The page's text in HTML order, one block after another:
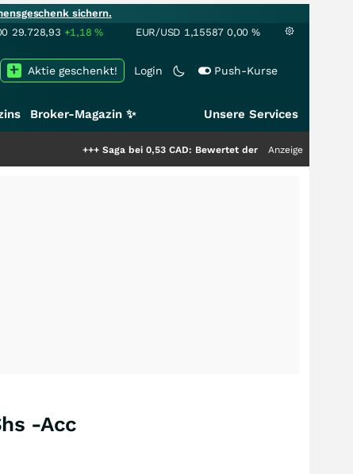
sichern.
29.728,93 +1,18% EUR/USD 1,15587 0,00 %
Login Push-Kurse
Aktie geschenkt!
Broker-Magazin ✨ Unsere Services
Saga bei 0,53 CAD: Bewertet der Markt noch immer nur die
Anzeige
-Acc